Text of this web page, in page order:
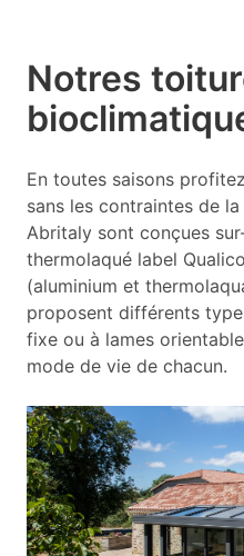
Notres
En toutes saisons
sans les contraintes de
Abritaly sont conçues
thermolaqué label
(aluminium et
proposent différents
fixe ou à lames
mode de vie de chacun.